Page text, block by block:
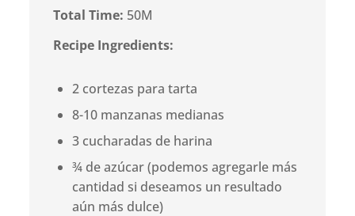
Total Time: 50M
Recipe Ingredients:
2 cortezas para tarta
8-10 manzanas medianas
3 cucharadas de harina
¾ de azúcar (podemos agregarle más
cantidad si deseamos un resultado
aún más dulce)